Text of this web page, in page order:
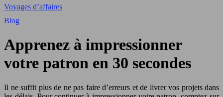
Voyages d’affaires
Blog
Apprenez à impressionner
votre patron en 30 secondes
Il ne suffit plus de ne pas faire d’erreurs et de livrer vos projets dans